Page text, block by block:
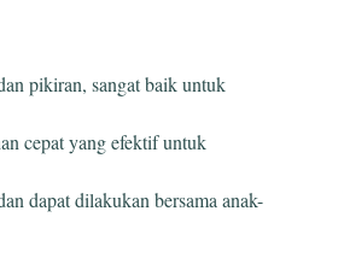
pikiran, sangat baik untuk
cepat yang efektif untuk
dapat dilakukan bersama anak-